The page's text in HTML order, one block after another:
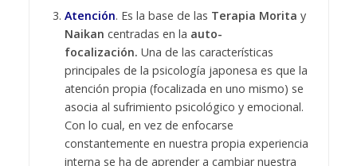
Atención. Es la base de las Terapia Morita y
Naikan centradas en la auto-
focalización. Una de las características
principales de la psicología japonesa es que la
atención propia (focalizada en uno mismo) se
asocia al sufrimiento psicológico y emocional.
Con lo cual, en vez de enfocarse
constantemente en nuestra propia experiencia
interna se ha de aprender a cambiar nuestra